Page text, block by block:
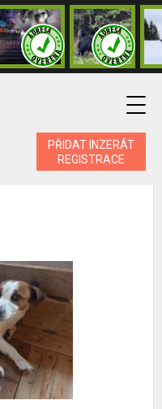
PŘIDAT INZERÁT
REGISTRACE